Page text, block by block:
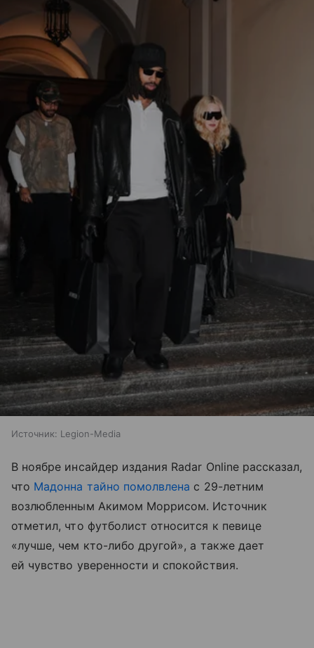
Источник: Legion-Media
В ноябре инсайдер издания Radar Online рассказал,
что Мадонна тайно помолвлена с 29-летним
возлюбленным Акимом Моррисом. Источник
отметил, что футболист относится к певице
«лучше, чем кто-либо другой», а также дает
ей чувство уверенности и спокойствия.